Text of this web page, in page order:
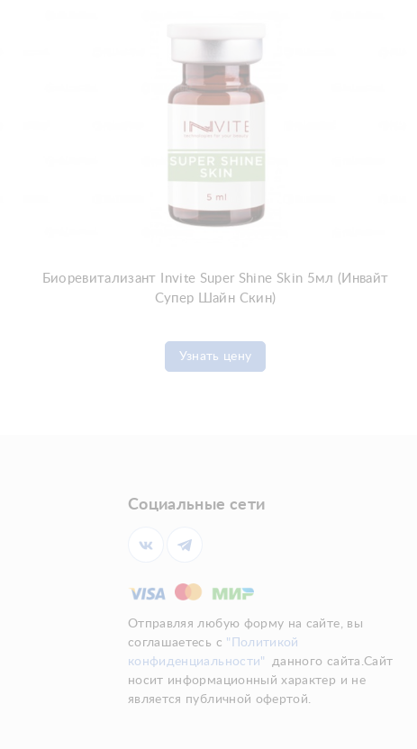
Биоревитализант Invite Super Shine Skin 5мл (Инвайт
Супер Шайн Скин)
Узнать цену
Социальные сети
Отправляя любую форму на сайте, вы
соглашаетесь с "Политикой
конфиденциальности"
данного сайта.Сайт
носит информационный характер и не
является публичной офертой.